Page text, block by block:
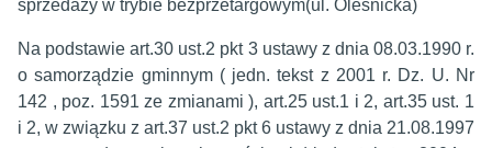
sprzedaży w trybie bezprzetargowym(ul. Oleśnicka)
Na podstawie art.30 ust.2 pkt 3 ustawy z dnia 08.03.1990 r.
o samorządzie gminnym ( jedn. tekst z 2001 r. Dz. U. Nr
142 , poz. 1591 ze zmianami ), art.25 ust.1 i 2, art.35 ust. 1
i 2, w związku z art.37 ust.2 pkt 6 ustawy z dnia 21.08.1997